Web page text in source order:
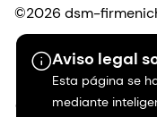
Aviso legal
Esta página se
mediante
©2026 dsm-
Protección de datos
Condiciones de uso